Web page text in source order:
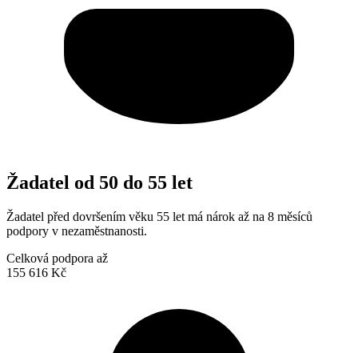
Žadatel od 50 do 55 let
Žadatel před dovršením věku 55 let má nárok až na 8 měsíců
podpory v nezaměstnanosti.
Celková podpora až
155 616 Kč